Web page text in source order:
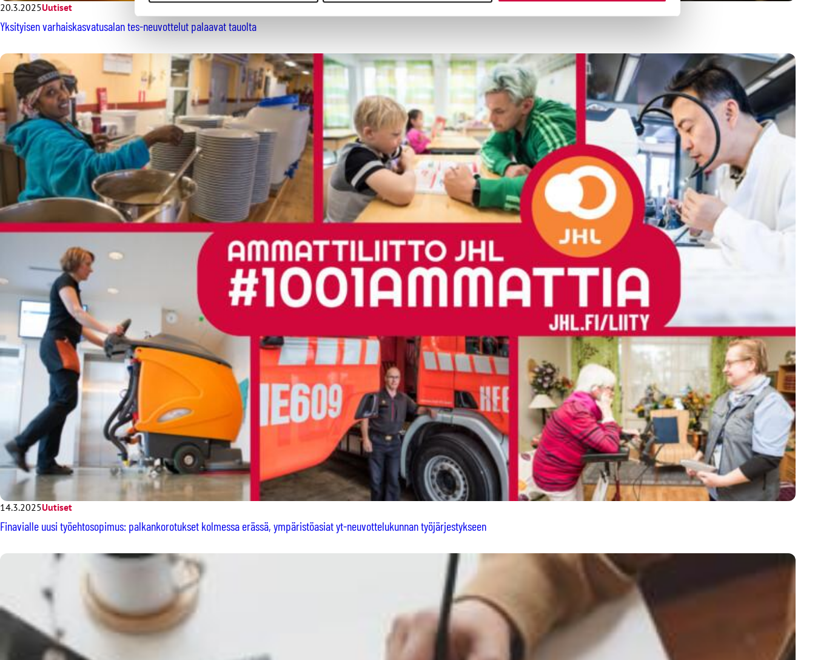
20.3.2025Uutiset
Yksityisen varhaiskasvatusalan tes-neuvottelut palaavat tauolta
14.3.2025Uutiset
Finavialle uusi työehtosopimus: palkankorotukset kolmessa erässä, ympäristöasiat yt-neuvottelukunnan työjärjestykseen